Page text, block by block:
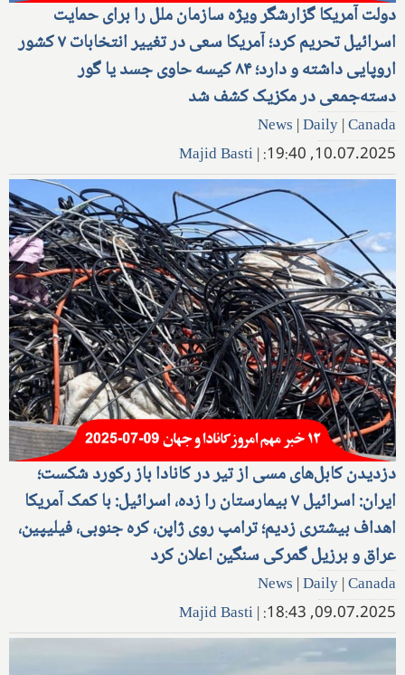
دولت آمریکا گزارشگر ویژه سازمان ملل را برای حمایت
اسرائیل تحریم کرد؛ آمریکا سعی در تغییر انتخابات ۷ کشور
اروپایی داشته و دارد؛ ۸۴ کیسه حاوی جسد یا گور
دسته‌جمعی در مکزیک کشف شد
News |Daily|Canada
10.07.2025, 19:40:
|
Majid Basti
دزدیدن کابل‌های مسی از تیر در کانادا باز رکورد شکست؛
ایران: اسرائیل ۷ بیمارستان را زده، اسرائیل: با کمک آمریکا
اهداف بیشتری زدیم؛ ترامپ روی ژاپن، کره جنوبی، فیلیپین،
عراق و برزیل گمرکی سنگین اعلان کرد
News |Daily|Canada
09.07.2025, 18:43:
|
Majid Basti